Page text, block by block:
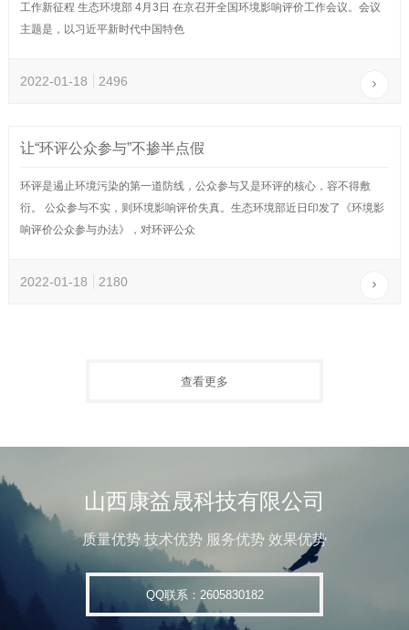
工作新征程 生态环境部 4月3日 在京召开全国环境影响评价工作会议。会议
主题是，以习近平新时代中国特色
2022-01-18 2496
让“环评公众参与”不掺半点假
环评是遏止环境污染的第一道防线，公众参与又是环评的核心，容不得敷
衍。 公众参与不实，则环境影响评价失真。生态环境部近日印发了《环境影
响评价公众参与办法》，对环评公众
2022-01-18 2180
查看更多
山西康益晟科技有限公司
质量优势 技术优势 服务优势 效果优势
QQ联系：2605830182